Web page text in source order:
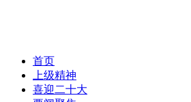
首页
上级精神
喜迎二十大